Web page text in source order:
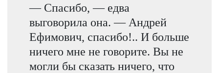
— Спасибо, — едва
выговорила она. — Андрей
Ефимович, спасибо!.. И больше
ничего мне не говорите. Вы не
могли бы сказать ничего, что